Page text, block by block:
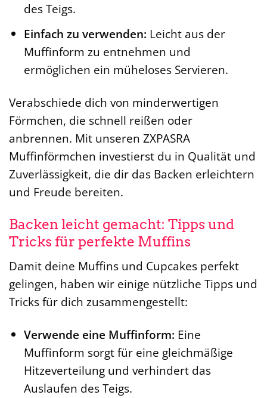
des Teigs.
Einfach zu verwenden: Leicht aus der
Muffinform zu entnehmen und
ermöglichen ein müheloses Servieren.
Verabschiede dich von minderwertigen
Förmchen, die schnell reißen oder
anbrennen. Mit unseren ZXPASRA
Muffinförmchen investierst du in Qualität und
Zuverlässigkeit, die dir das Backen erleichtern
und Freude bereiten.
Backen leicht gemacht: Tipps und
Tricks für perfekte Muffins
Damit deine Muffins und Cupcakes perfekt
gelingen, haben wir einige nützliche Tipps und
Tricks für dich zusammengestellt:
Verwende eine Muffinform: Eine
Muffinform sorgt für eine gleichmäßige
Hitzeverteilung und verhindert das
Auslaufen des Teigs.